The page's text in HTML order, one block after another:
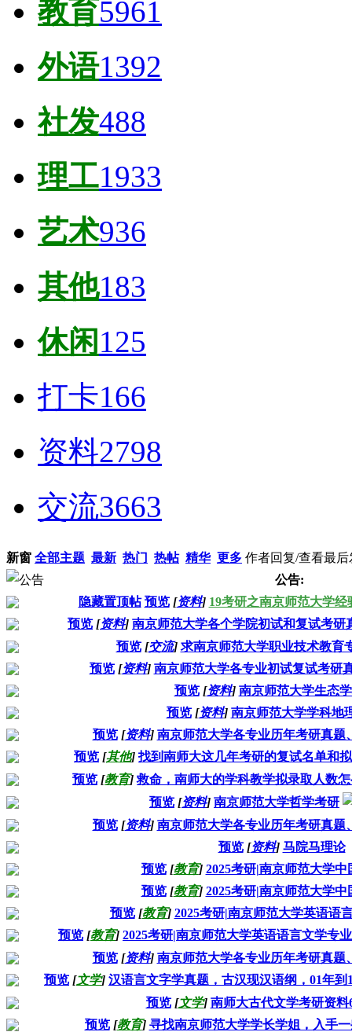
教育5961
外语1392
社发488
理工1933
艺术936
其他183
休闲 125
打卡166
资料2798
交流3663
新窗 全部主题 最新 热门 热帖 精华 更多 作者回复/查看最后
公告:
隐藏置顶帖 预览 [资料] 19考研之南京师范大学
预览 [资料] 南京师范大学各个学院初试和复试考研
预览 [交流] 求南京师范大学职业技术教育
预览 [资料] 南京师范大学各专业初试复试考研
预览 [资料] 南京师范大学生态
预览 [资料] 南京师范大学学科地
预览 [资料] 南京师范大学各专业历年考研真题
预览 [其他] 找到南师大这几年考研的复试名单和
预览 [教育] 救命，南师大的学科教学拟录取人数
预览 [资料] 南京师范大学哲学考研
预览 [资料] 南京师范大学各专业历年考研真题
预览 [资料] 马院马理论
预览 [教育] 2025考研|南京师范大学中
预览 [教育] 2025考研|南京师范大学中
预览 [教育] 2025考研|南京师范大学英语语
预览 [教育] 2025考研|南京师范大学英语语言文学专
预览 [资料] 南京师范大学各专业历年考研真题
预览 [文学] 汉语言文字学真题，古汉现汉语纲，01年到
预览 [文学] 南师大古代文学考研资料
预览 [教育] 寻找南京师范大学学长学姐，入手